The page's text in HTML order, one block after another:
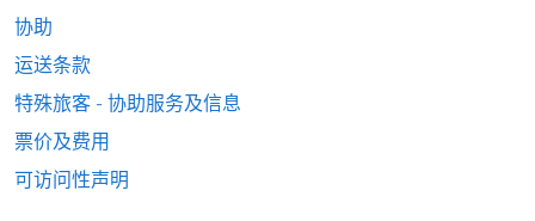
协助
运送条款
特殊旅客 - 协助服务及信息
票价及费用
可访问性声明